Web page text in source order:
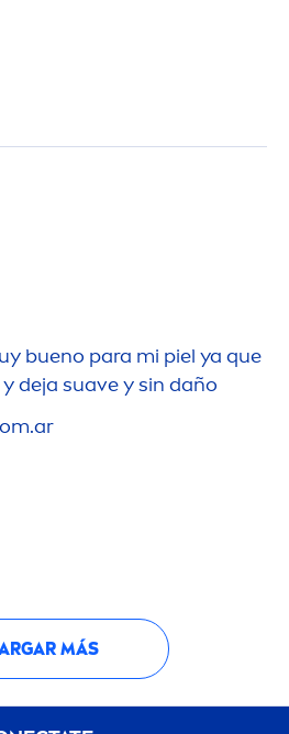
bueno para mi piel ya que
deja suave y sin daño
MÁS